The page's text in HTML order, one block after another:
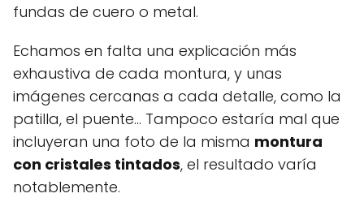
fundas de cuero o metal.
Echamos en falta una explicación más
exhaustiva de cada montura, y unas
imágenes cercanas a cada detalle, como la
patilla, el puente… Tampoco estaría mal que
incluyeran una foto de la misma montura
con cristales tintados, el resultado varía
notablemente.